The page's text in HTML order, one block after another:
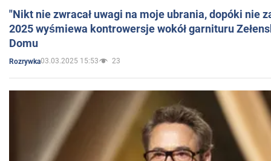
"Nikt nie zwracał uwagi na moje ubrania, dopóki nie
2025 wyśmiewa kontrowersje wokół garnituru
Domu
Rozrywka03.03.2025 15:53 23